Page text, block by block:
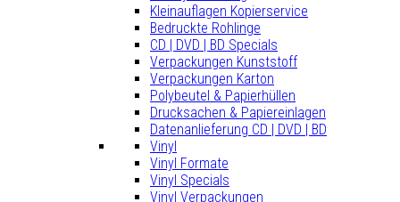
Kleinauflagen Kopierservice
Bedruckte Rohlinge
CD | DVD | BD Specials
Verpackungen Kunststoff
Verpackungen Karton
Polybeutel & Papierhüllen
Drucksachen & Papiereinlagen
Datenanlieferung CD | DVD | BD
Vinyl
Vinyl Formate
Vinyl Specials
Vinyl Verpackungen